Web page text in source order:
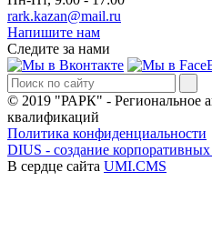
rark.kazan@mail.ru
Напишите нам
Следите за нами
© 2019 "РАРК" - Региональное
квалификаций
Политика конфиденциальности
DIUS - создание корпоративных
В сердце сайта UMI.CMS